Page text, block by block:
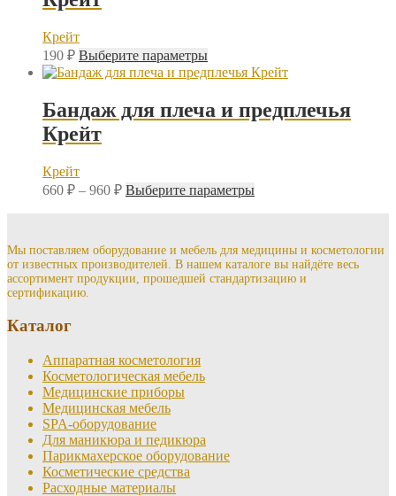
товара.
Крейт
190 ₽ Выберите параметрыЭтот
товар
имеет
вариаций.
странице
Бандаж для плеча и предплечья
Крейт
Крейт
660 ₽ – 960 ₽Диапазон
960 ₽
Выберите параметрыЭтот
вариаций.
Опции
можно
Мы поставляем оборудование и мебель для медицины и косметологии
от известных производителей. В нашем каталоге вы найдёте весь
ассортимент продукции, прошедшей стандартизацию и
сертификацию.
Каталог
Аппаратная косметология
Косметологическая мебель
Медицинские приборы
Медицинская мебель
SPA-оборудование
Для маникюра и педикюра
Парикмахерское оборудование
Косметические средства
Расходные материалы